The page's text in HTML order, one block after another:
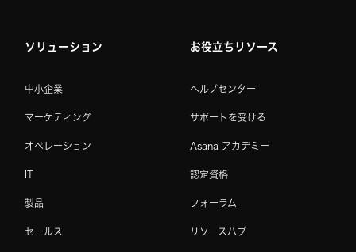
ソリューション
中小企業
マーケティング
オペレーション
IT
製品
セールス
お役立ちリソース
ヘルプセンター
サポートを受ける
Asana アカデミー
認定資格
フォーラム
リソースハブ